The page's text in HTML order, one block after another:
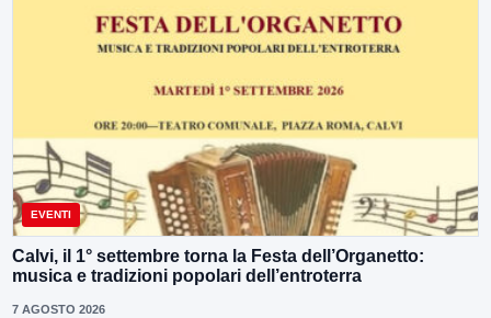
EVENTI
Calvi, il 1° settembre torna la Festa dell’Organetto:
musica e tradizioni popolari dell’entroterra
7 AGOSTO 2026